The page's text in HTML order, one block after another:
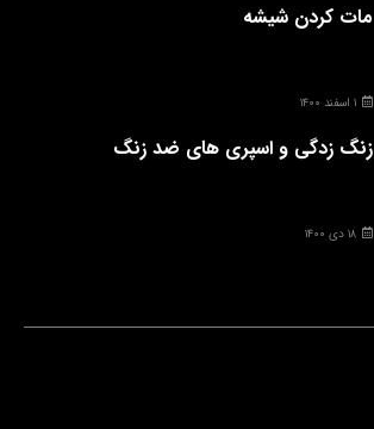
مات کردن شیشه
۱ اسفند ۱۴۰۰
زنگ زدگی و اسپری های ضد زنگ
۱۸ دی ۱۴۰۰